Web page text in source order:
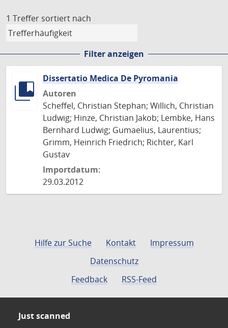
1 Treffer sortiert nach
Filter anzeigen
Dissertatio Medica De Pyromania
Autoren
Scheffel, Christian Stephan; Willich, Christian
Ludwig; Hinze, Christian Jakob; Lembke, Hans
Bernhard Ludwig; Gumaelius, Laurentius;
Grimm, Heinrich Friedrich; Richter, Karl
Gustav
Importdatum:
29.03.2012
Hilfe zur Suche Kontakt
Impressum
Datenschutz
Feedback
RSS-Feed
Just scanned